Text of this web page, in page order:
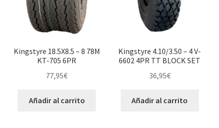
Kingstyre 18.5X8.5 – 8 78M
KT-705 6PR
77,95€
Añadir al carrito
Kingstyre 4.10/3.50 – 4 V-
6602 4PR TT BLOCK SET
36,95€
Añadir al carrito